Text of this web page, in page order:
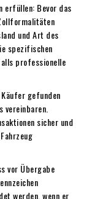
erfüllen: Bevor das
und Art des
spezifischen
professionelle
Käufer gefunden
vereinbaren.
sicher und
vor Übergabe
werden, wenn er